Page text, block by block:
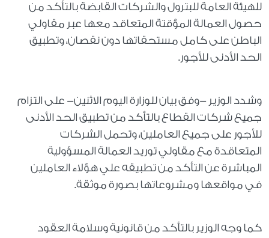
للهيئة العامة للبترول والشركات القابضة بالتأكد من
حصول العمالة المؤقتة المتعاقد معها عبر مقاولي
الباطن على كامل مستحقاتها دون نقصان، وتطبيق
الحد الأدنى للأجور.
وشدد الوزير -وفق بيان للوزارة اليوم الاثنين- على التزام
جميع شركات القطاع بالتأكد من تطبيق الحد الأدنى
للأجور على جميع العاملين، وتحمل الشركات
المتعاقدة مع مقاولي توريد العمالة المسؤولية
المباشرة عن التأكد من تطبيقه علي هؤلاء العاملين
في مواقعها ومشروعاتها بصورة موثقة.
كما وجه الوزير بالتأكد من قانونية وسلامة العقود